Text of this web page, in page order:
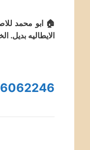
🏠 ابو محمد
الايطاليه